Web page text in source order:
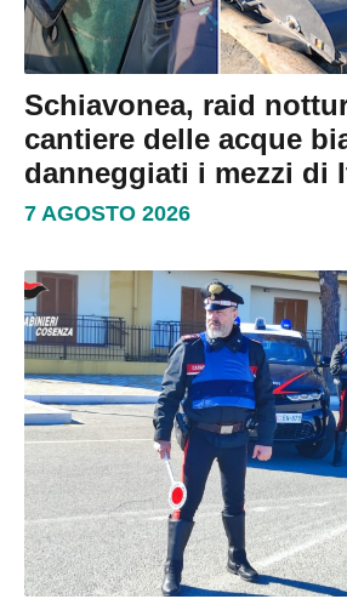
Schiavonea, raid
cantiere delle acque
danneggiati i mezzi di
7 AGOSTO 2026